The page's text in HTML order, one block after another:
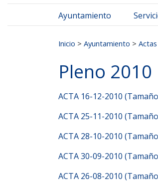
Ayuntamiento
Inicio > Ayuntamiento >
Pleno 2010
ACTA 16-12-2010
ACTA 25-11-2010
ACTA 28-10-2010
ACTA 30-09-2010
ACTA 26-08-2010